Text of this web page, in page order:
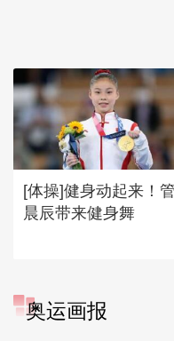
[体操]健身动起来！管
晨辰带来健身舞
奥运画报
[图]冬奥会冬残奥会